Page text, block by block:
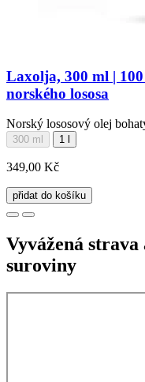
Laxolja, 300 ml |
norského lososa
Norský lososový olej
300 ml 1 l
349,00 Kč
přidat do košíku
Vyvážená
suroviny